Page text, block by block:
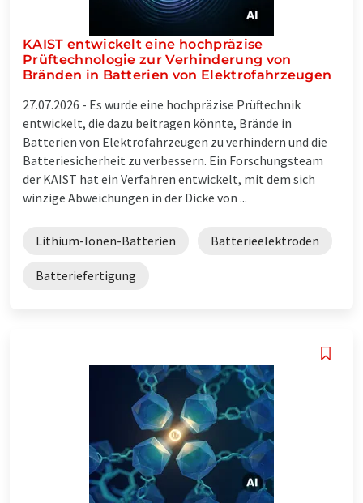
KAIST entwickelt eine hochpräzise
Prüftechnologie zur Verhinderung von
Bränden in Batterien von Elektrofahrzeugen
27.07.2026 - Es wurde eine hochpräzise Prüftechnik
entwickelt, die dazu beitragen könnte, Brände in
Batterien von Elektrofahrzeugen zu verhindern und die
Batteriesicherheit zu verbessern. Ein Forschungsteam
der KAIST hat ein Verfahren entwickelt, mit dem sich
winzige Abweichungen in der Dicke von ...
Lithium-Ionen-Batterien Batterieelektroden
Batteriefertigung